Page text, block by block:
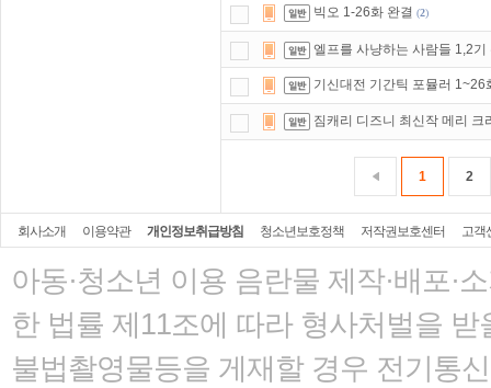
빅오 1-26화 완결 (2)
엘프를 사냥하는 사람들 1,2기
기신대전 기간틱 포뮬러 1~26
짐캐리 디즈니 최신작 메리 크
1 2
회사소개 이용약관 개인정보취급방침 청소년보호정책 저작권보호센터 고객
아동·청소년 이용 음란물 제작·배포·
한 법률 제11조에 따라 형사처벌을 받
불법촬영물등을 게재할 경우 전기통